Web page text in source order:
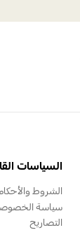
السياسات
الشروط
سياسة
التصاريح